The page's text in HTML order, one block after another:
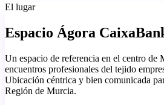
El lugar
Espacio Ágora
Un espacio de referencia en el centro de
encuentros profesionales del tejido
Ubicación céntrica y bien comunicada
Región de Murcia.